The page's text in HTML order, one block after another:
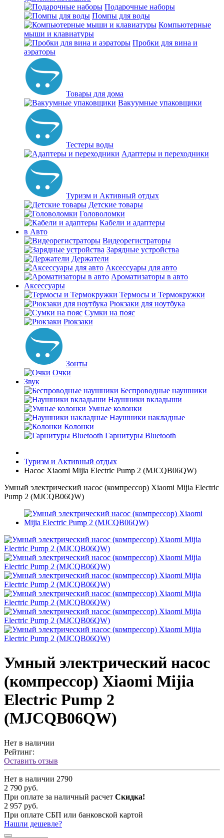
Подарочные наборы
Помпы для воды
Компьютерные
мыши и клавиатуры
Пробки для вина и
аэраторы
Товары для дома
Вакуумные упаковщики
Тестеры воды
Адаптеры и переходники
Туризм и Активный отдых
Детские товары
Головоломки
Кабели и адаптеры
в Авто
Видеорегистраторы
Зарядные устройства
Держатели
Аксессуары для авто
Ароматизаторы в авто
Аксессуары
Термосы и Термокружки
Рюкзаки для ноутбука
Сумки на пояс
Рюкзаки
Зонты
Очки
Звук
Беспроводные наушники
Наушники вкладыши
Умные колонки
Наушники накладные
Колонки
Гарнитуры Bluetooth
Туризм и Активный отдых
Насос Xiaomi Mijia Electric Pump 2 (MJCQB06QW)
Умный электрический насос (компрессор) Xiaomi Mijia Electric
Pump 2 (MJCQB06QW)
Умный электрический насос
(компрессор) Xiaomi Mijia
Electric Pump 2
(MJCQB06QW)
Нет в наличии
Рейтинг:
Оставить отзыв
Нет в наличии 2790
2 790 руб.
При оплате за наличный расчет Скидка!
2 957 руб.
При оплате СБП или банковской картой
Нашли дешевле?